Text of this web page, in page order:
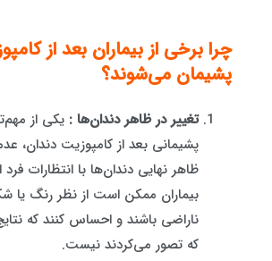
چرا برخی از بیماران بعد از
پشیمان می‌شوند؟
تغییر در ظاهر دندان‌ها :یکی از
پشیمانی بعد از کامپوزیت دندان،
ظاهر نهایی دندان‌ها با انتظارات
بیماران ممکن است از نظر رنگ یا
ناراضی باشند و احساس کنند که
که تصور می‌کردند نیست.